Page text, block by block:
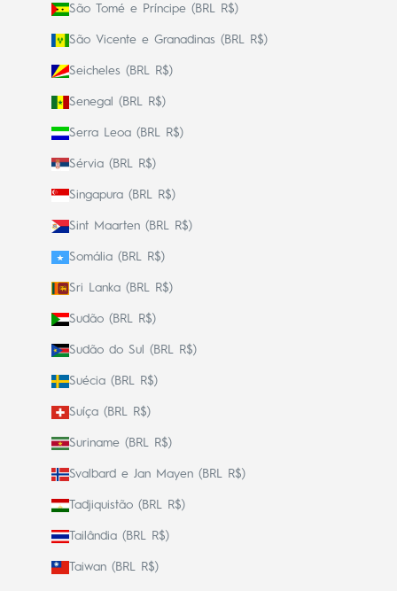
São Tomé e Príncipe (BRL R$)
São Vicente e Granadinas (BRL R$)
Seicheles (BRL R$)
Senegal (BRL R$)
Serra Leoa (BRL R$)
Sérvia (BRL R$)
Singapura (BRL R$)
Sint Maarten (BRL R$)
Somália (BRL R$)
Sri Lanka (BRL R$)
Sudão (BRL R$)
Sudão do Sul (BRL R$)
Suécia (BRL R$)
Suíça (BRL R$)
Suriname (BRL R$)
Svalbard e Jan Mayen (BRL R$)
Tadjiquistão (BRL R$)
Tailândia (BRL R$)
Taiwan (BRL R$)